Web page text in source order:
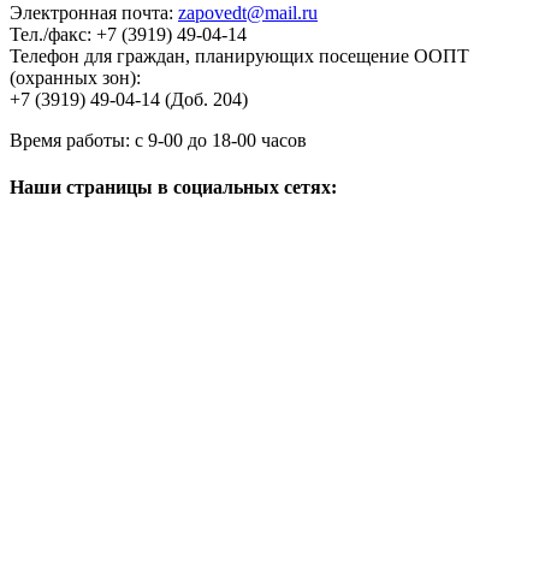
Электронная почта: zapovedt@mail.ru
Тел./факс: +7 (3919) 49-04-14
Телефон для граждан, планирующих посещение ООПТ
(охранных зон):
+7 (3919) 49-04-14 (Доб. 204)
Время работы: с 9-00 до 18-00 часов
Наши страницы в социальных сетях: